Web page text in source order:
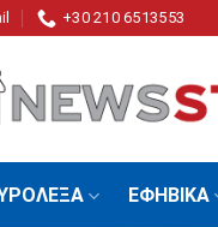
+30 210 6513553
ΕΦΗΒΙΚΑ